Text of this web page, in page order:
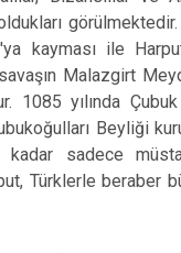
kayması ile
Malazgirt
1085 yılında
Beyliği
kadar sadece
Türklerle beraber